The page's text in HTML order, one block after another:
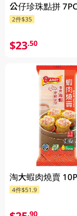
公仔珍珠點拼 7PC
2件$35
$23.50
淘大蝦肉燒賣
4件$51.9
.90